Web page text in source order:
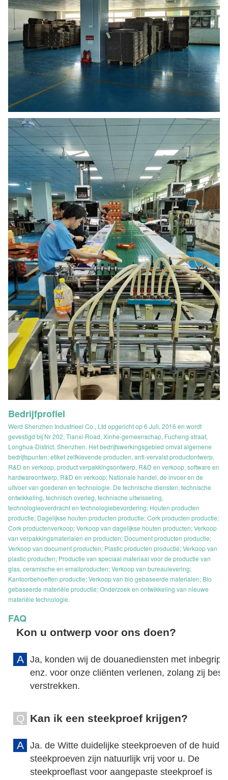
Bedrijfprofiel
Werd Shenzhen Industrieel Co., Ltd opgericht op 6 Juli, 2016 en wordt
gevestigd bij Nr 202, Tianxi-Road, Xinhe-gemeenschap, Fucheng-straat,
Longhua-District, Shenzhen. Het bedrijfswerkingsgebied omvat algemene
bedrijfspunten: etiket zelfklevende producten, anti-vervalst productontwerp,
R&D en verkoop, product verpakkingsontwerp, R&D en verkoop, software en
hardwareontwerp, R&D en verkoop; Nationale handel, de invoer en de
uitvoer van goederen en technologie. De technische diensten, technische
ontwikkeling, technisch overleg, technische uitwisseling,
technologieoverdracht en technologiebevordering; Houten producten
productie; Dagelijkse houten producten productie; Cork producten productie;
Cork productenverkoop; Verkoop van dagelijkse houten producten; Verkoop
van verpakkingsmaterialen en producten; Document producten productie;
Verkoop van document producten; Plastic producten productie; Verkoop van
plastic producten; Productie van speciaal materiaal voor de productie van
glas, ceramische en emailproducten; Verkoop van bureaulevering;
Kantoorbehoeften productie; Verkoop van bio gebaseerde materialen; Bio
gebaseerde materiële productie; Onderzoek en ontwikkeling van nieuwe
materiële technologie.
FAQ
Kon u ontwerp voor ons doen?
A
Ja, konden wij de douanediensten met inbegrip
enz. voor onze cliënten verlenen, zolang zij
verstrekken.
Q Kan ik een steekproef krijgen?
A
Ja. de Witte duidelijke steekproeven of de
steekproeven zijn natuurlijk vrij voor u. De
steekproeflast voor aangepaste steekproef is